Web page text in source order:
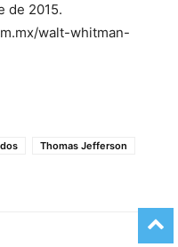
de 2015.
walt-whitman-
Thomas Jefferson